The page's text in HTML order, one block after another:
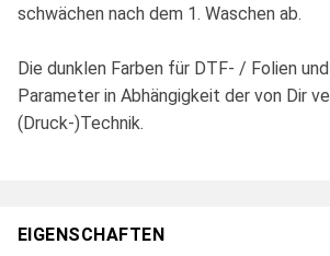
schwächen nach dem 1. Waschen ab.
Die dunklen Farben für DTF- / Folien
Parameter in Abhängigkeit der von Dir
(Druck-)Technik.
EIGENSCHAFTEN